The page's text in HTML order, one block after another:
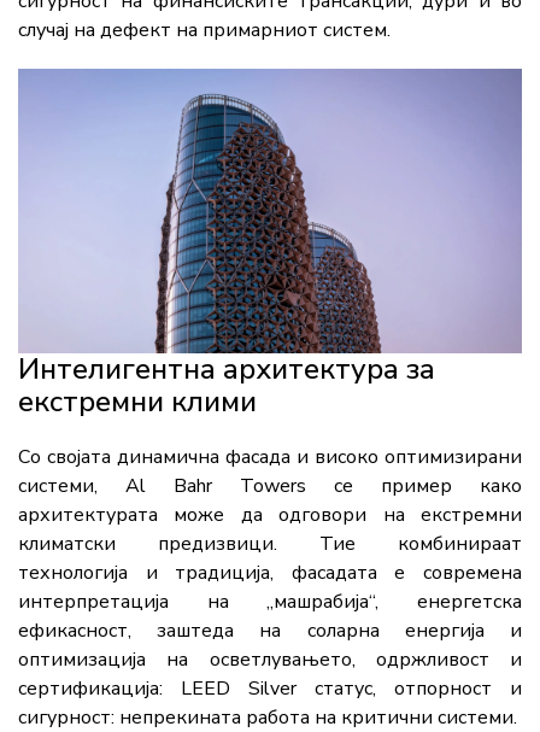
случај на дефект на примарниот систем.
Интелигентна архитектура за
екстремни клими
Со својата динамична фасада и високо оптимизирани
системи, Al Bahr Towers се пример како
архитектурата може да одговори на екстремни
климатски предизвици. Тие комбинираат
технологија и традиција, фасадата е современа
интерпретација на „машрабија“, енергетска
ефикасност, заштеда на соларна енергија и
оптимизација на осветлувањето, одржливост и
сертификација: LEED Silver статус, отпорност и
сигурност: непрекината работа на критични системи.